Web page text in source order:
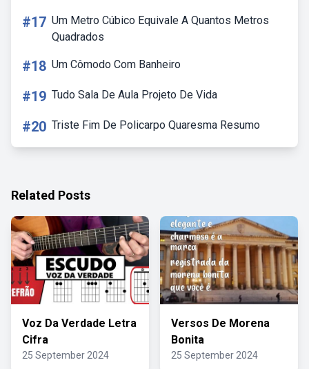
#17 Um Metro Cúbico Equivale A Quantos Metros
Quadrados
#18 Um Cômodo Com Banheiro
#19 Tudo Sala De Aula Projeto De Vida
#20 Triste Fim De Policarpo Quaresma Resumo
Related Posts
Voz Da Verdade Letra
Cifra
25 September 2024
Versos De Morena
Bonita
25 September 2024